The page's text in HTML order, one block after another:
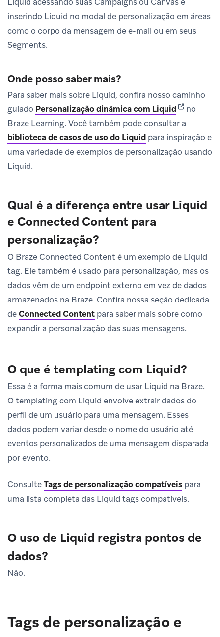
inserindo Liquid no modal de personalização em áreas
como o corpo da mensagem de e-mail ou em seus
Segments.
Onde posso saber mais?
Para saber mais sobre Liquid, confira nosso caminho
guiado Personalização dinâmica com Liquid(opens in
no
Braze Learning. Você também pode consultar a
biblioteca de casos de uso do Liquid para inspiração e
uma variedade de exemplos de personalização usando
Liquid.
Qual é a diferença entre usar Liquid
e Connected Content para
personalização?
O Braze Connected Content é um exemplo de Liquid
tag. Ele também é usado para personalização, mas os
dados vêm de um endpoint externo em vez de dados
armazenados na Braze. Confira nossa seção dedicada
deConnected Content para saber mais sobre como
expandir a personalização das suas mensagens.
O que é templating com Liquid?
Essa é a forma mais comum de usar Liquid na Braze.
O templating com Liquid envolve extrair dados do
perfil de um usuário para uma mensagem. Esses
dados podem variar desde o nome do usuário até
eventos personalizados de uma mensagem disparada
por evento.
ConsulteTags de personalização compatíveis para
uma lista completa das Liquid tags compatíveis.
O uso de Liquid registra pontos de
dados?
Não.
Tags de personalização e